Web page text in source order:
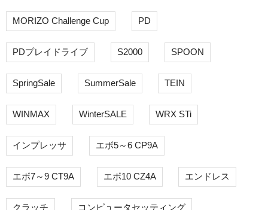
MORIZO Challenge Cup PD
PDプレイドライブ S2000 SPOON
SpringSale SummerSale TEIN
WINMAX WinterSALE WRX STi
インプレッサ エボ5～6 CP9A
エボ7～9 CT9A エボ10 CZ4A エンドレス
クラッチ コンピュータセッティング